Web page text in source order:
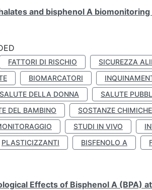
and bisphenol A
FATTORI DI RISCHIO
SICUREZZA
BIOMARCATORI
SALUTE DELLA DONNA SALUTE
DEL BAMBINO
SOSTANZE CHIMICHE
STUDI IN VIVO
PLASTICIZZANTI BISFENOLO A
Effects of Bisphenol A (BPA)